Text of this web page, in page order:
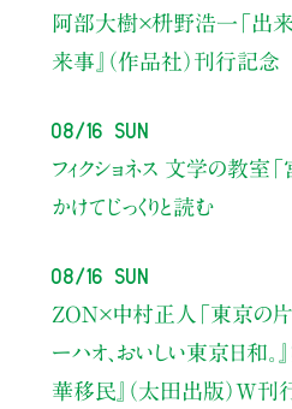
阿部大樹×枡野浩一 「出
来事』（作品社）刊行記念
08/16 Sun
フィクショネス 文学の教室
かけてじっくりと読む
08/16 Sun
ZON×中村正人 「東京の
ーハオ、おいしい東京日和。』
華移民』（太田出版）W刊